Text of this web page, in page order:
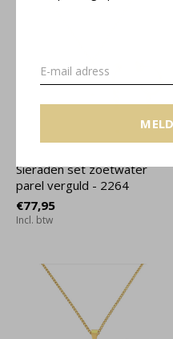
Sieraden set zoetwater
parel verguld - 2264
€77,95
Incl. btw